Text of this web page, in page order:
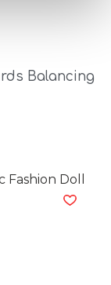
Balancing